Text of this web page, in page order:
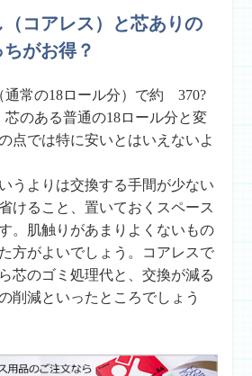
コアレス）と芯ありの
がお得？
通常の18ロール分）で約 370?
芯のある普通の18ロール分と変
点では特に安いとはいえないよ
うよりは交換する手間が少ない
けること、置いておくスペース
。肌触りがあまりよくないもの
方がよいでしょう。コアレスで
芯のゴミ処理代と、交換が減る
削減といったところでしょう